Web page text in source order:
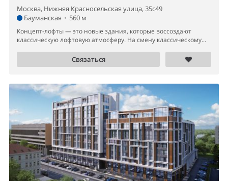
Москва, Нижняя Красносельская улица, 35с49
Бауманская • 560 м
Концепт-лофты — это новые здания, которые воссоздают
классическую лофтовую атмосферу. На смену классическому...
Связаться